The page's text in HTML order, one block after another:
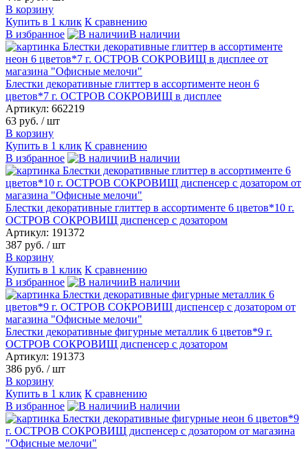
В корзину
Купить в 1 клик К сравнению
В избранное
В наличии
Блестки декоративные глиттер в ассортименте неон 6
цветов*7 г. ОСТРОВ СОКРОВИЩ в дисплее
Артикул: 662219
63 руб. / шт
В корзину
Купить в 1 клик К сравнению
В избранное
В наличии
Блестки декоративные глиттер в ассортименте 6 цветов*10 г.
ОСТРОВ СОКРОВИЩ диспенсер с дозатором
Артикул: 191372
387 руб. / шт
В корзину
Купить в 1 клик К сравнению
В избранное
В наличии
Блестки декоративные фигурные металлик 6 цветов*9 г.
ОСТРОВ СОКРОВИЩ диспенсер с дозатором
Артикул: 191373
386 руб. / шт
В корзину
Купить в 1 клик К сравнению
В избранное
В наличии